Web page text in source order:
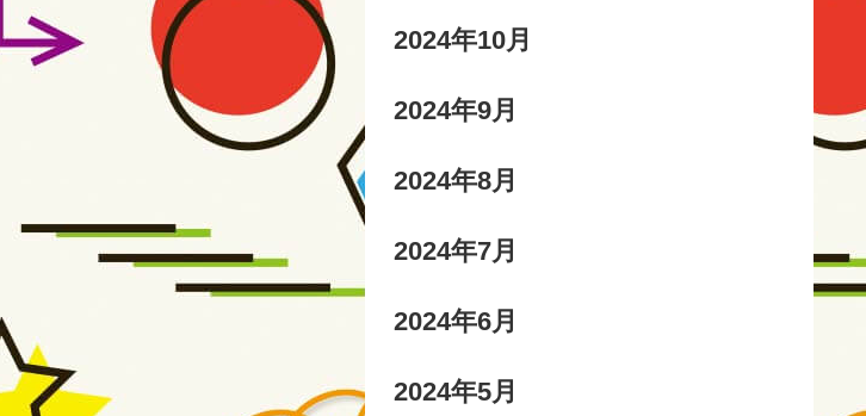
2024年10月
2024年9月
2024年8月
2024年7月
2024年6月
2024年5月